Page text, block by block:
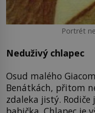
Portrét
Neduživý chlapec
Osud malého
Benátkách, přitom
zdaleka jistý.